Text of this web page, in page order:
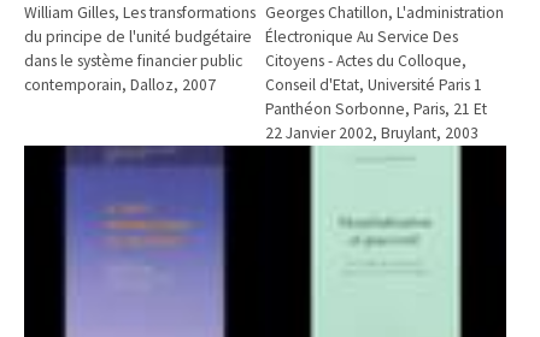
William Gilles, Les transformations
du principe de l'unité budgétaire
dans le système financier public
contemporain, Dalloz, 2007
Georges Chatillon, L'administration
Électronique Au Service Des
Citoyens - Actes du Colloque,
Conseil d'Etat, Université Paris 1
Panthéon Sorbonne, Paris, 21 Et
22 Janvier 2002, Bruylant, 2003